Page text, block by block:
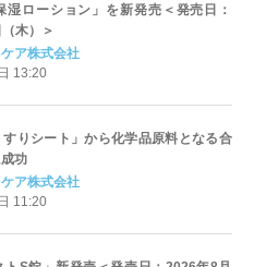
湿ローション」を新発売＜発売日：
木）＞
ア株式会社
13:20
りシート」から化学品原料となる合
功
ア株式会社
11:20